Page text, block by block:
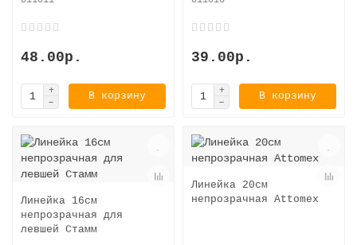
48.00р.
В корзину
39.00р.
В корзину
Линейка 16см
непрозрачная для
левшей Стамм
Линейка 20см
непрозрачная Attomex